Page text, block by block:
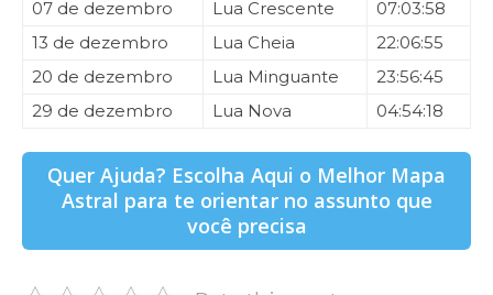
07 de dezembro Lua Crescente
07:03:58
13 de dezembro
Lua Cheia
22:06:55
20 de dezembro
Lua Minguante
23:56:45
29 de dezembro
Lua Nova 04:54:18
Quer Ajuda? Escolha Aqui o Melhor Mapa
Astral para te orientar no assunto que
você precisa